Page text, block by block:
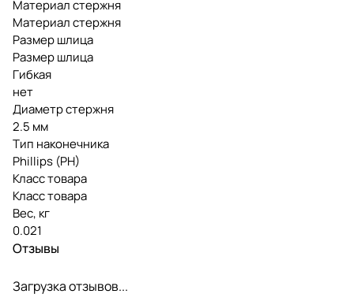
Материал стержня
Материал стержня
Размер шлица
Размер шлица
Гибкая
нет
Диаметр стержня
2.5 мм
Тип наконечника
Phillips (PH)
Класс товара
Класс товара
Вес, кг
0.021
Отзывы
Загрузка отзывов...